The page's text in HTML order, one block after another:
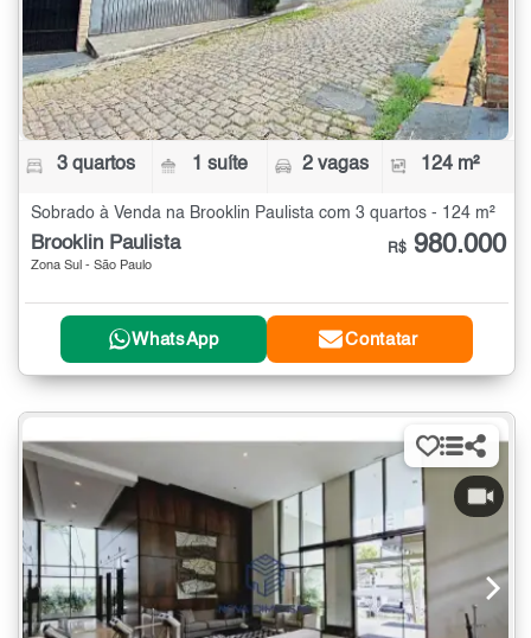
3 quartos 1 suíte 2 vagas 124 m²
Sobrado à Venda na Brooklin Paulista com 3 quartos - 124 m²
Brooklin Paulista
Zona Sul - São Paulo
R$ 980.000
WhatsApp Contatar